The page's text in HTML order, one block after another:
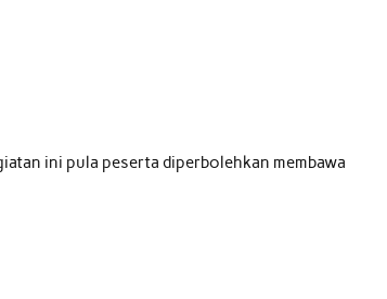
ini pula peserta diperbolehkan membawa